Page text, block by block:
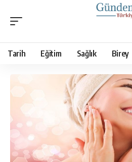
Tarih Eğitim Sağlık Birey